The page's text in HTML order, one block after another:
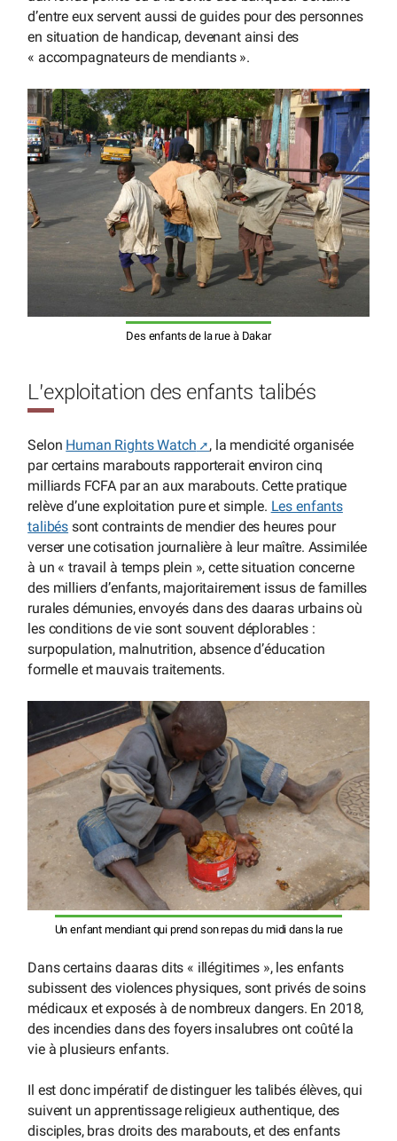
d’entre eux servent aussi de guides pour des personnes
en situation de handicap, devenant ainsi des
« accompagnateurs de mendiants ».
Des enfants de la rue à Dakar
L’exploitation des enfants talibés
Selon Human Rights Watch
, la mendicité organisée
par certains marabouts rapporterait environ cinq
milliards FCFA par an aux marabouts. Cette pratique
relève d’une exploitation pure et simple. Les enfants
talibés sont contraints de mendier des heures pour
verser une cotisation journalière à leur maître. Assimilée
à un « travail à temps plein », cette situation concerne
des milliers d’enfants, majoritairement issus de familles
rurales démunies, envoyés dans des daaras urbains où
les conditions de vie sont souvent déplorables :
surpopulation, malnutrition, absence d’éducation
formelle et mauvais traitements.
Un enfant mendiant qui prend son repas du midi dans la rue
Dans certains daaras dits « illégitimes », les enfants
subissent des violences physiques, sont privés de soins
médicaux et exposés à de nombreux dangers. En 2018,
des incendies dans des foyers insalubres ont coûté la
vie à plusieurs enfants.
Il est donc impératif de distinguer les talibés élèves, qui
suivent un apprentissage religieux authentique, des
disciples, bras droits des marabouts, et des enfants